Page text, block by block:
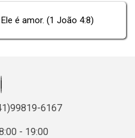
é amor. (1 João 4:8)
6167
- 19:00